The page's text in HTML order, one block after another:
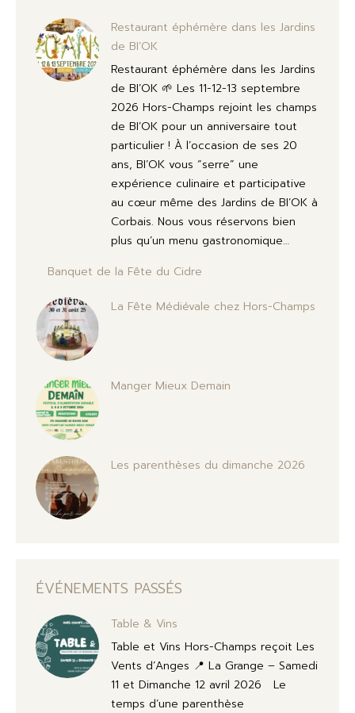
Restaurant éphémère dans les Jardins
de BI’OK
Restaurant éphémère dans les Jardins
de BI’OK 🌱 Les 11-12-13 septembre
2026 Hors-Champs rejoint les champs
de BI’OK pour un anniversaire tout
particulier ! À l’occasion de ses 20
ans, BI’OK vous “serre” une
expérience culinaire et participative
au cœur même des Jardins de BI’OK à
Corbais. Nous vous réservons bien
plus qu’un menu gastronomique…
Banquet de la Fête du Cidre
La Fête Médiévale chez Hors-Champs
Manger Mieux Demain
Les parenthèses du dimanche 2026
ÉVÉNEMENTS PASSÉS
Table & Vins
Table et Vins Hors-Champs reçoit Les
Vents d’Anges 📍 La Grange – Samedi
11 et Dimanche 12 avril 2026 Le
temps d’une parenthèse